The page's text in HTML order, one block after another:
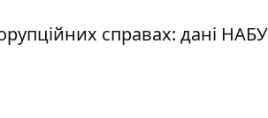
справах: дані НАБУ